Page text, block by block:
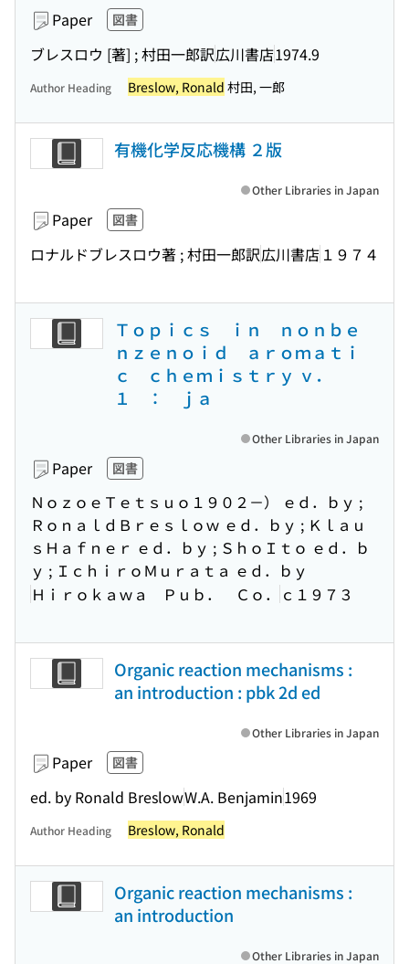
Paper 図書
ブレスロウ [著] ; 村田一郎訳広川書店1974.9
Author Heading Breslow, Ronald 村田, 一郎
有機化学反応機構 ２版
Paper 図書
ロナルドブレスロウ著 ; 村田一郎訳広川書店 １９７４
Other Libraries in Japan
Ｔｏｐｉｃｓ ｉｎ ｎｏｎｂｅ
ｎｚｅｎｏｉｄ ａｒｏｍａｔｉ
ｃ ｃｈｅｍｉｓｔｒｙ ｖ．
１ ： ｊａ
Paper 図書
ＮｏｚｏｅＴｅｔｓｕｏ１９０２－） ｅｄ．ｂｙ ;
ＲｏｎａｌｄＢｒｅｓｌｏｗ ｅｄ．ｂｙ ; Ｋｌａｕ
ｓＨａｆｎｅｒ ｅｄ．ｂｙ ; ＳｈｏＩｔｏ ｅｄ．ｂ
ｙ ; ＩｃｈｉｒｏＭｕｒａｔａ ｅｄ．ｂｙ
Ｈｉｒｏｋａｗａ Ｐｕｂ． Ｃｏ．
ｃ１９７３
Other Libraries in Japan
Organic reaction mechanisms :
an introduction : pbk 2d ed
Paper 図書
ed. by Ronald BreslowW.A. Benjamin1969
Other Libraries in Japan
Author Heading Breslow, Ronald
Organic reaction mechanisms :
an introduction
Other Libraries in Japan